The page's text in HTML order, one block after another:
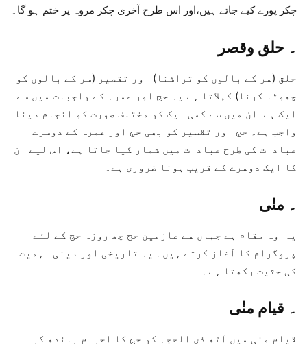
چکر پورے کیے جاتے ہیں،اور اس طرح آخری چکر مروہ پر ختم ہو گا۔
۔ حلق وقصر
حلق (سر کے بالوں کو تراشنا) اور تقصیر (سر کے بالوں کو
چھوٹا کرنا) کہلاتا ہے یہ حج اور عمرہ کے واجبات میں سے
ایک ہے ان میں سے کسی ایک کو مختلف صورت کو انجام دینا
واجب ہے۔ حج اور تقسیر کو بھی حج اور عمرہ کے دوسرے
عبادات کی طرح عبادات میں شمار کیا جاتا ہے، اس لیے ان
کا ایک دوسرے کے قریب ہونا ضروری ہے۔
۔ منٰی
یہ وہ مقام ہے جہاں سے عازمین حج چھ روزہ حج کے لئے
پروگرام کا آغاز کرتے ہیں۔ یہ تاریخی اور دینی اہمیت
کی حثیت رکھتا ہے۔
۔ قیام منٰی
قیام منٰی میں آٹھ ذی الحجہ کو حج کا احرام باندھ کر